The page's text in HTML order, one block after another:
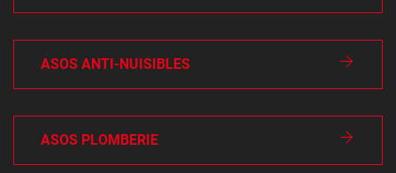
ASOS ANTI-NUISIBLES
ASOS PLOMBERIE